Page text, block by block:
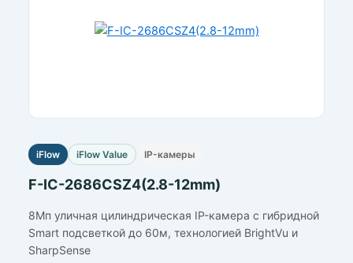
iFlow iFlow Value IP-камеры
F-IC-2686CSZ4(2.8-12mm)
8Мп уличная цилиндрическая IP-камера c гибридной
Smart подсветкой до 60м, технологией BrightVu и
SharpSense